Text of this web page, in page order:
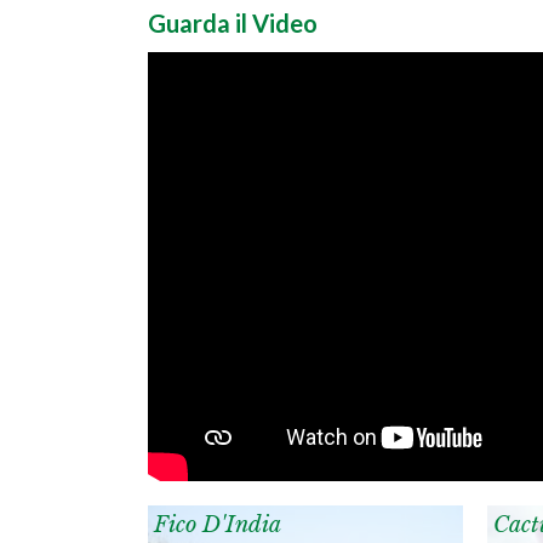
Guarda il Video
Fico D'India